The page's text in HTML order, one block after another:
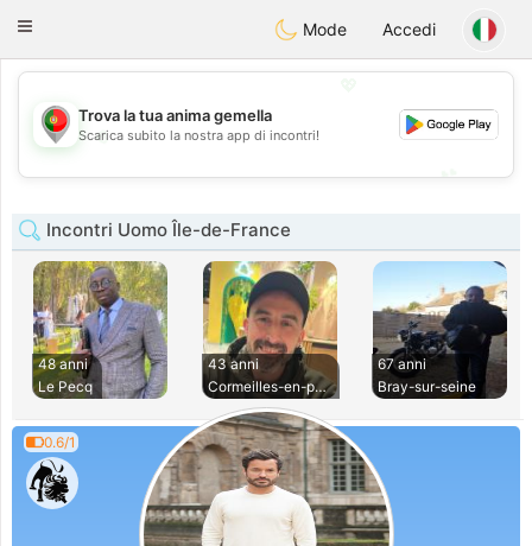
Portugues
Toggle
Mode Accedi
💖
Trova la tua anima gemella
Scarica subito la nostra app di incontri!
Incontri Uomo Île-de-France
48 anni
Le Pecq
43 anni
Cormeilles-en-pari
67 anni
Bray-sur-seine
0.6/1